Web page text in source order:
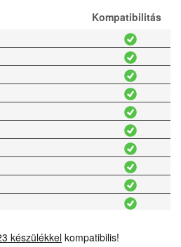
Kompatibilitás
készülékkel kompatibilis!